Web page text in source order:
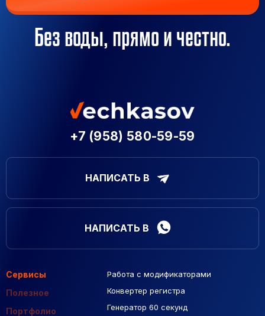
Без воды, прямо и честно.
+7 (958) 580-59-59
НАПИСАТЬ В
НАПИСАТЬ В
Сервисы
Полезное
Портфолио
Работа с модификаторами
Конвертер регистра
Генератор 60 секунд
Подборка сайтов
Макеты Figma
База Яндекс Карты
Созданные сайты
Контекстная реклама